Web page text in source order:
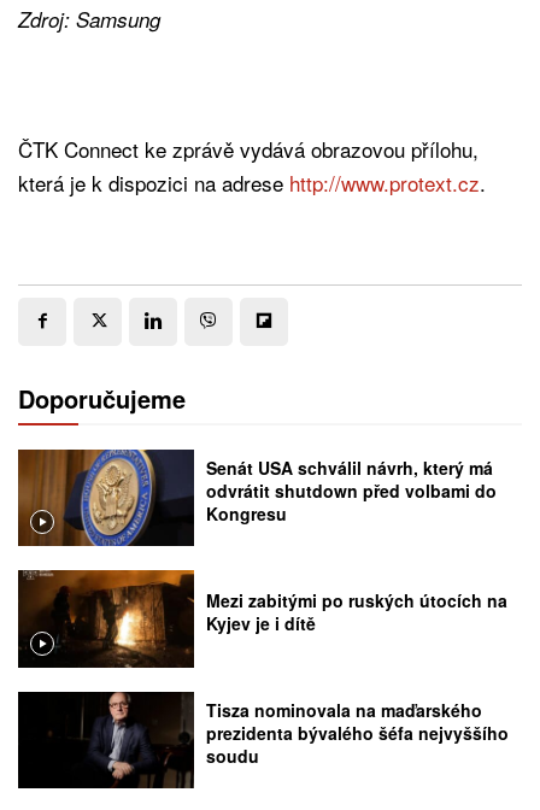
Zdroj: Samsung
ČTK Connect ke zprávě vydává obrazovou přílohu,
která je k dispozici na adrese http://www.protext.cz.
Doporučujeme
Senát USA schválil návrh, který má
odvrátit shutdown před volbami do
Kongresu
Mezi zabitými po ruských útocích na
Kyjev je i dítě
Tisza nominovala na maďarského
prezidenta bývalého šéfa nejvyššího
soudu